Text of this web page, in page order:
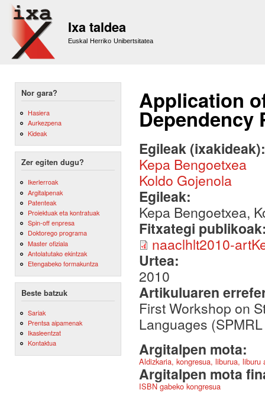
Ixa taldea
Euskal Herriko Unibertsitatea
Nor gara?
Hasiera
Aurkezpena
Kideak
Zer egiten dugu?
Ikerlerroak
Argitalpenak
Patenteak
Proiektuak eta kontratuak
Spin-off enpresa
Doktorego programa
Master ofiziala
Antolatutako ekintzak
Etengabeko formakuntza
Beste batzuk
Sariak
Prentsa aipamenak
Ikasleentzat
Kontaktua
Application
Dependency
Egileak
Kepa Bengoetxea
Koldo Gojenola
Egileak:
Kepa Bengoetxea,
Fitxategi
naaclhlt2010-
Urtea:
2010
Artikuluaren
First Workshop on
Languages
Argitalpen mota:
Aldizkaria, kongresua, liburua,
Argitalpen mota
ISBN gabeko kongresua